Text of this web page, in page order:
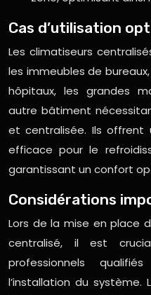
Cas d’utilisation
Les climatiseurs
les immeubles de
hôpitaux, les grandes
autre bâtiment
et centralisée. Ils offrent
efficace pour le
garantissant un confort
Considérations
Lors de la mise en place
centralisé, il est
professionnels
l’installation du système.